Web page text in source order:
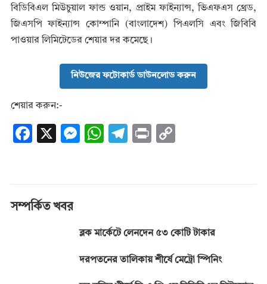
বিডিবিএল মিউচুয়াল ফান্ড ওয়ান, প্রাইম ফাইন্যান্স, ভিএফএস থ্রেড,
জিএসপি ফাইন্যান্স কোম্পানি (বাংলাদেশ) পিএলসি এবং জিবিবি
পাওয়ার লিমিটেডের শেয়ার দর কমেছে।
নিউজের ফটোকার্ড ডাউনলোড করুন
শেয়ার করুন:-
F
o
X
M
er
W
p
T
m
Pr
n
সম্পর্কিত খবর
ব্লক মার্কেটে লেনদেন ৫৩ কোটি টাকার
দরপতনের তালিকায় শীর্ষে মেট্রো স্পিনিং